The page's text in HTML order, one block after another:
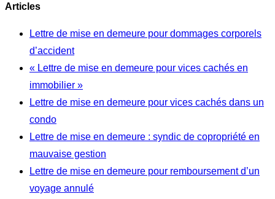
Articles
Lettre de mise en demeure pour dommages corporels
d’accident
« Lettre de mise en demeure pour vices cachés en
immobilier »
Lettre de mise en demeure pour vices cachés dans un
condo
Lettre de mise en demeure : syndic de copropriété en
mauvaise gestion
Lettre de mise en demeure pour remboursement d’un
voyage annulé